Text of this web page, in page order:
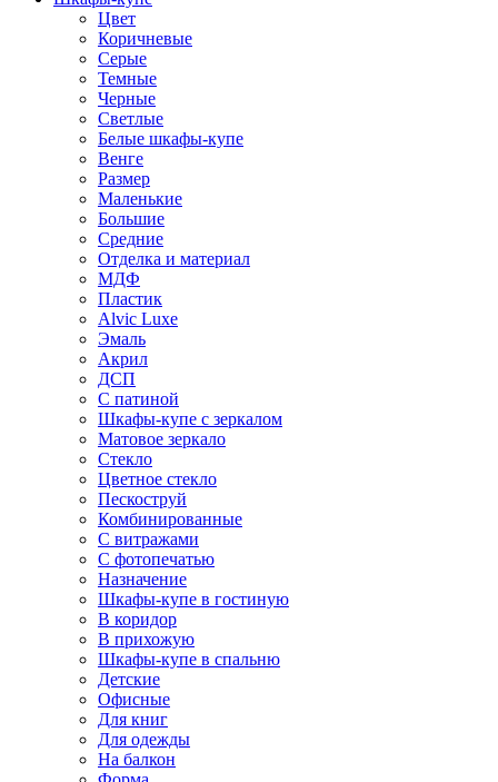
Цвет
Коричневые
Серые
Темные
Черные
Светлые
Белые шкафы-купе
Венге
Размер
Маленькие
Большие
Средние
Отделка и материал
МДФ
Пластик
Alvic Luxe
Эмаль
Акрил
ДСП
С патиной
Шкафы-купе с зеркалом
Матовое зеркало
Стекло
Цветное стекло
Пескоструй
Комбинированные
С витражами
С фотопечатью
Назначение
Шкафы-купе в гостиную
В коридор
В прихожую
Шкафы-купе в спальню
Детские
Офисные
Для книг
Для одежды
На балкон